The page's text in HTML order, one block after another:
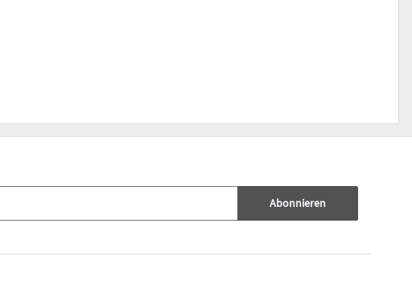
Abonnieren